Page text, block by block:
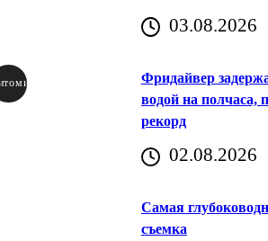
03.08.2026
Фридайвер
водой на полчаса,
рекорд
02.08.2026
Самая
съемка